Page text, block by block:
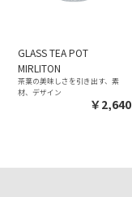
GLASS TEA POT
MIRLITON
茶葉の美味しさを引き出す、素
材、デザイン
￥2,640